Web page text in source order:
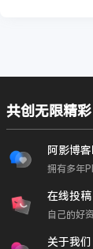
共创无限精彩
阿影博
拥有多年
在线投稿
自己的好
关于我们